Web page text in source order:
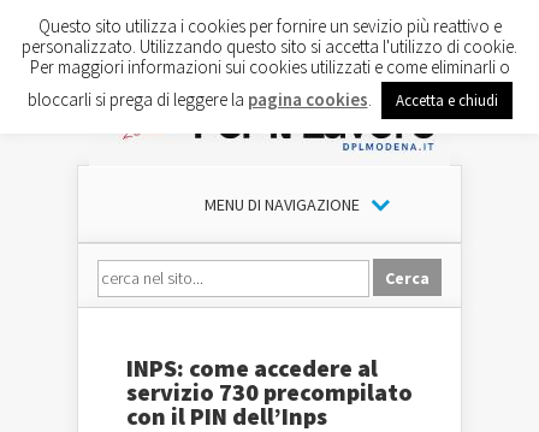
MENU DI NAVIGAZIONE
INPS: come accedere al
servizio 730 precompilato
con il PIN dell’Inps
Questo sito utilizza i cookies per fornire un sevizio più reattivo e
personalizzato. Utilizzando questo sito si accetta l'utilizzo di cookie.
Per maggiori informazioni sui cookies utilizzati e come eliminarli o
bloccarli si prega di leggere la pagina cookies Accetta e chiudi